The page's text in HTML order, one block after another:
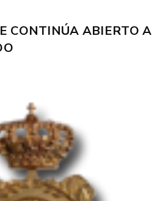
CONTINÚA ABIERTO A